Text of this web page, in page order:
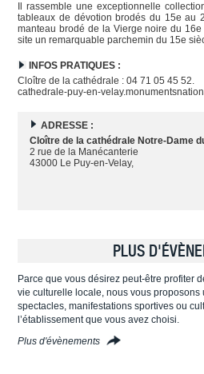
Il rassemble une exceptionnelle
tableaux de dévotion brodés du 15e au
manteau brodé de la Vierge noire du
site un remarquable parchemin du 15e
INFOS PRATIQUES :
Cloître de la cathédrale : 04 71 05 45 52.
cathedrale-puy-en-
ADRESSE :
Cloître de la cathédrale Notre-Dame
2 rue de la Manécanterie
43000 Le Puy-en-Velay,
PLUS
Parce que vous désirez peut-être profiter
vie culturelle locale, nous vous proposons
spectacles, manifestations sportives ou
l’établissement que vous avez choisi.
Plus d'évènements